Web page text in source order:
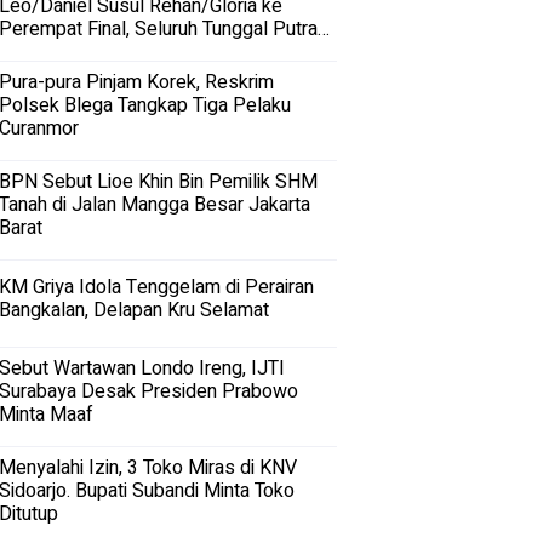
Leo/Daniel Susul Rehan/Gloria ke
Perempat Final, Seluruh Tunggal Putra
Pura-pura Pinjam Korek, Reskrim
Polsek Blega Tangkap Tiga Pelaku
Curanmor
BPN Sebut Lioe Khin Bin Pemilik SHM
Tanah di Jalan Mangga Besar Jakarta
Barat
KM Griya Idola Tenggelam di Perairan
Bangkalan, Delapan Kru Selamat
Sebut Wartawan Londo Ireng, IJTI
Surabaya Desak Presiden Prabowo
Minta Maaf
Menyalahi Izin, 3 Toko Miras di KNV
Sidoarjo. Bupati Subandi Minta Toko
Ditutup